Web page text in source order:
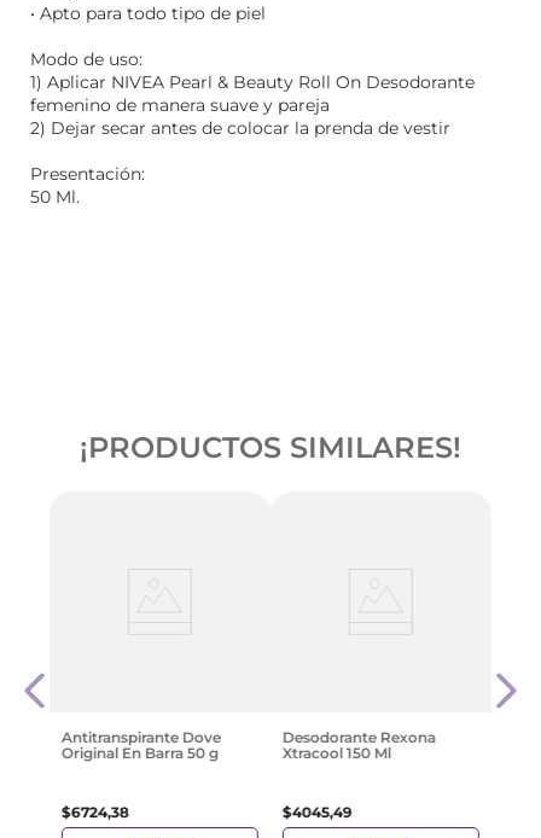
• Apto para todo tipo de piel
Modo de uso:
1) Aplicar NIVEA Pearl & Beauty Roll On Desodorante
femenino de manera suave y pareja
2) Dejar secar antes de colocar la prenda de vestir
Presentación:
50 Ml.
¡PRODUCTOS SIMILARES!
Antitranspirante Dove
Original En Barra 50 g
$6724,38
Desodorante Rexona
Xtracool 150 Ml
$4045,49